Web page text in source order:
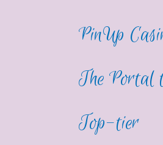
PinUp
The Portal
Top-tier